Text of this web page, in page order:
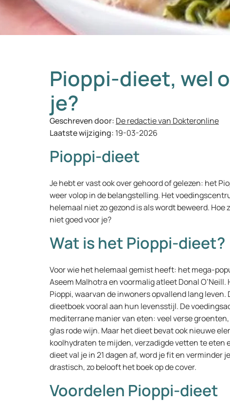
Pioppi-dieet, wel
je?
Geschreven door: De redactie van Dokteronline
Laatste wijziging: 19-03-2026
Pioppi-dieet
Je hebt er vast ook over gehoord of gelezen: het
weer volop in de belangstelling. Het
helemaal niet zo gezond is als wordt beweerd.
niet goed voor je?
Wat is het Pioppi-dieet?
Voor wie het helemaal gemist heeft: het mega-
Aseem Malhotra en voormalig atleet Donal
Pioppi, waarvan de inwoners opvallend lang
dieetboek vooral aan hun levensstijl. De
mediterrane manier van eten: veel verse
glas rode wijn. Maar het dieet bevat ook nieuwe
koolhydraten te mijden, verzadigde vetten te eten
dieet val je in 21 dagen af, word je fit en verminder
drastisch, zo belooft het boek op de cover.
Voordelen Pioppi-dieet